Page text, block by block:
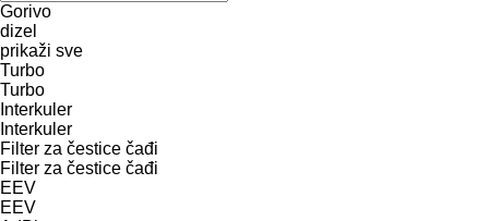
Gorivo
dizel
prikaži sve
Turbo
Turbo
Interkuler
Interkuler
Filter za čestice čađi
Filter za čestice čađi
EEV
EEV